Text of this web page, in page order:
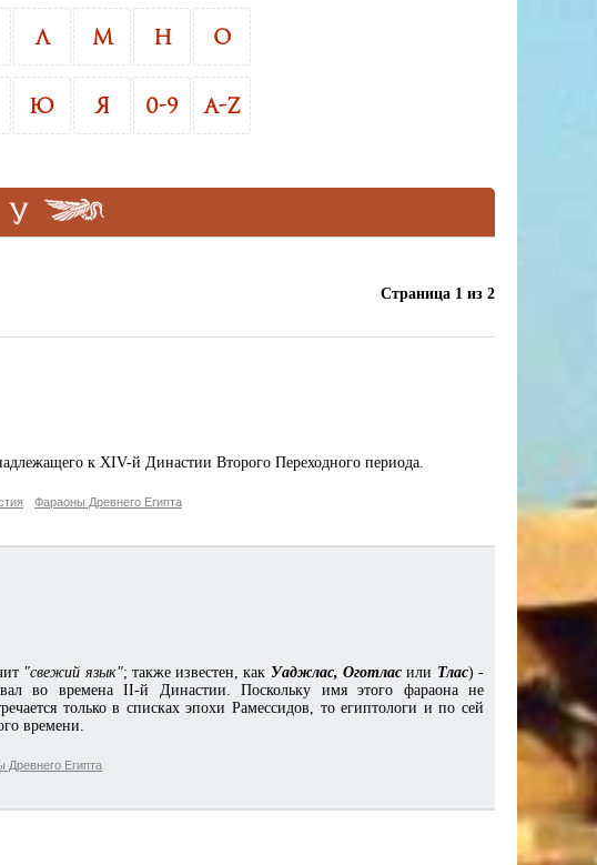
Л М Н О
Ю Я 0-9 A-Z
У
Страница 1 из 2
к XIV-й Династии Второго Переходного периода.
Фараоны Древнего Египта
"свежий язык"; также известен, как Уаджлас, Оготлас или Тлас) -
во времена II-й Династии. Поскольку имя этого фараона не
только в списках эпохи Рамессидов, то египтологи и по сей
времени.
Древнего Египта